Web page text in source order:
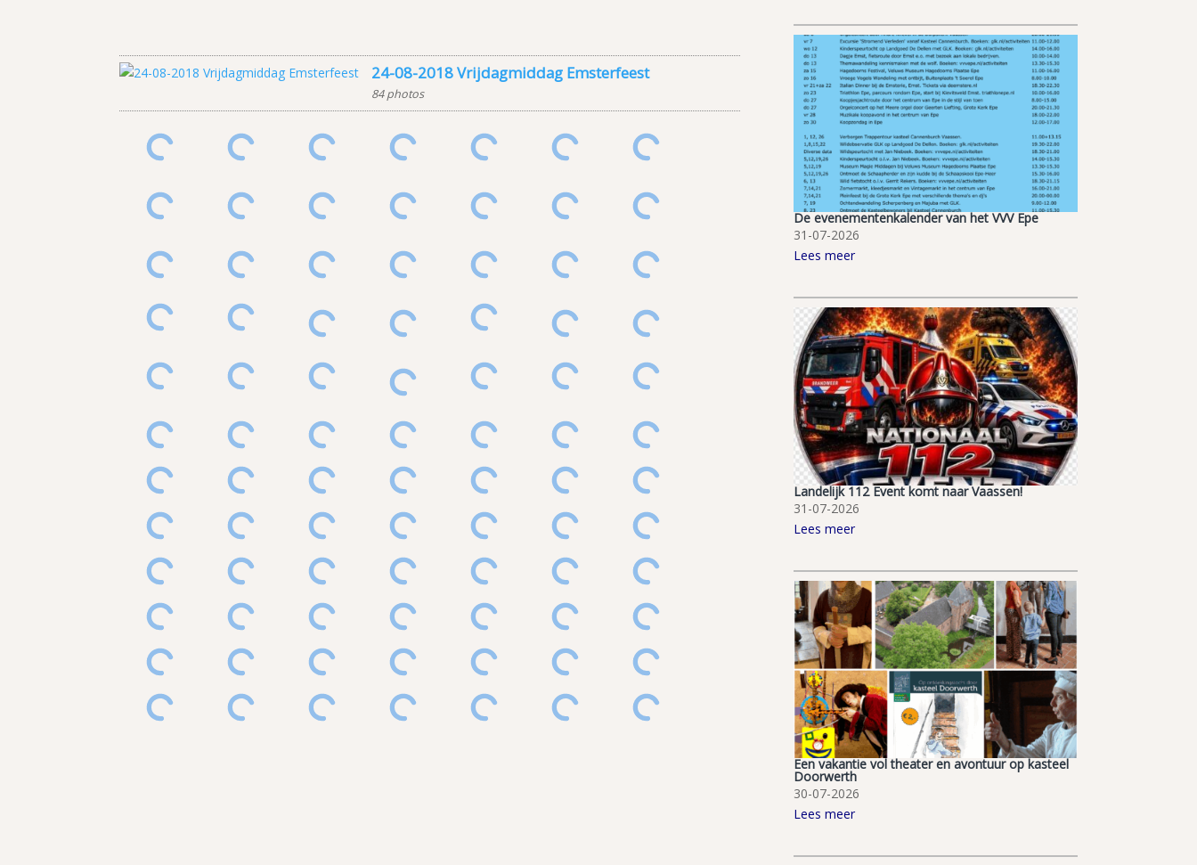
24-08-2018 Vrijdagmiddag Emsterfeest
84 photos
De evenementenkalender van het VVV Epe
31-07-2026
Lees meer
Landelijk 112 Event komt naar Vaassen!
31-07-2026
Lees meer
Een vakantie vol theater en avontuur op kasteel
Doorwerth
30-07-2026
Lees meer